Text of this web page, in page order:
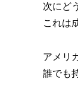
次にど
これは
アメリ
誰でも